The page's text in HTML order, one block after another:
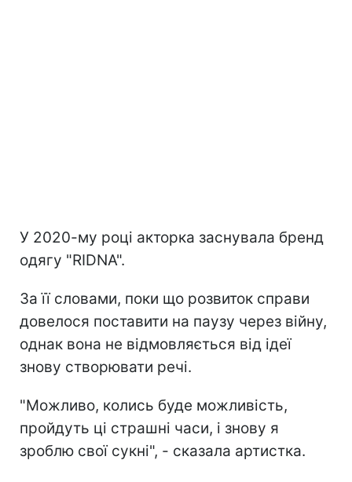
У 2020-му році акторка заснувала бренд
одягу "RIDNA".
За її словами, поки що розвиток справи
довелося поставити на паузу через війну,
однак вона не відмовляється від ідеї
знову створювати речі.
"Можливо, колись буде можливість,
пройдуть ці страшні часи, і знову я
зроблю свої сукні", - сказала артистка.